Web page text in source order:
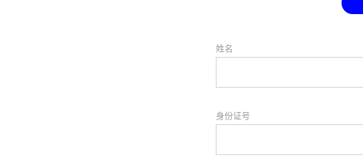
姓名
身份证号